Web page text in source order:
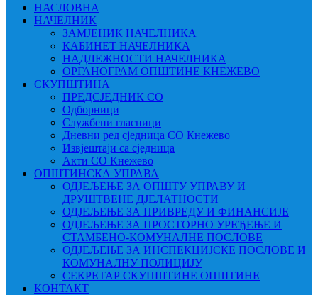
НАСЛОВНА
НАЧЕЛНИК
ЗАМЈЕНИК НАЧЕЛНИКА
КАБИНЕТ НАЧЕЛНИКА
НАДЛЕЖНОСТИ НАЧЕЛНИКА
ОРГАНОГРАМ ОПШТИНЕ КНЕЖЕВО
СКУПШТИНА
ПРЕДСЈЕДНИК СО
Одборници
Службени гласници
Дневни ред сједница СО Кнежево
Извјештаји са сједница
Акти СО Кнежево
ОПШТИНСКА УПРАВА
ОДЈЕЉЕЊЕ ЗА ОПШТУ УПРАВУ И
ДРУШТВЕНЕ ДЈЕЛАТНОСТИ
ОДЈЕЉЕЊЕ ЗА ПРИВРЕДУ И ФИНАНСИЈЕ
ОДЈЕЉЕЊЕ ЗА ПРОСТОРНО УРЕЂЕЊЕ И
СТАМБЕНО-КОМУНАЛНЕ ПОСЛОВЕ
ОДЈЕЉЕЊЕ ЗА ИНСПЕКЦИЈСКЕ ПОСЛОВЕ И
КОМУНАЛНУ ПОЛИЦИЈУ
СЕКРЕТАР СКУПШТИНЕ ОПШТИНЕ
КОНТАКТ